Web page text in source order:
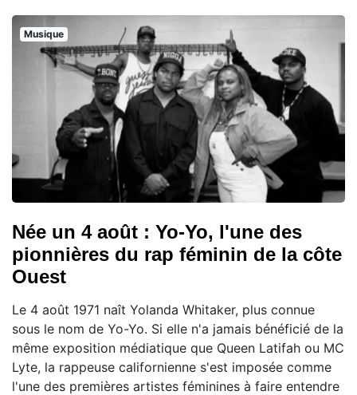
Musique
Née un 4 août : Yo-Yo, l'une des
pionnières du rap féminin de la côte
Ouest
Le 4 août 1971 naît Yolanda Whitaker, plus connue
sous le nom de Yo-Yo. Si elle n'a jamais bénéficié de la
même exposition médiatique que Queen Latifah ou MC
Lyte, la rappeuse californienne s'est imposée comme
l'une des premières artistes féminines à faire entendre